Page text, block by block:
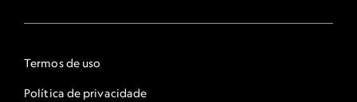
Termos de uso
Política de privacidade